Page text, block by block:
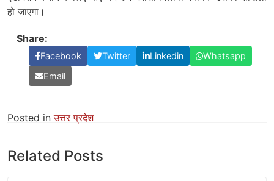
हो जाएगा।
Share:
Facebook Twitter Linkedin
Whatsapp
Email
Posted inउत्तर प्रदेश
Related Posts